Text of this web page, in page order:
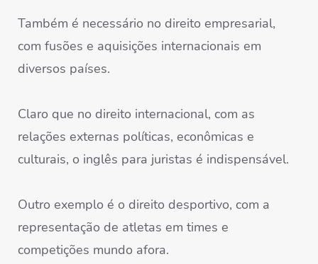
Também é necessário no direito empresarial,
com fusões e aquisições internacionais em
diversos países.
Claro que no direito internacional, com as
relações externas políticas, econômicas e
culturais, o inglês para juristas é indispensável.
Outro exemplo é o direito desportivo, com a
representação de atletas em times e
competições mundo afora.